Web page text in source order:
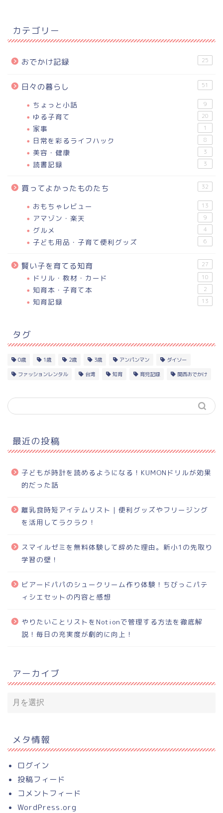
カテゴリー
おでかけ記録 25
日々の暮らし 51
ちょっと小話 9
ゆる子育て 20
家事 1
日常を彩るライフハック 8
美容・健康 3
読書記録 3
買ってよかったものたち 32
おもちゃレビュー 13
アマゾン・楽天 9
グルメ 4
子ども用品・子育て便利グッズ 6
賢い子を育てる知育 27
ドリル・教材・カード 10
知育本・子育て本 2
知育記録 13
タグ
0歳 1歳 2歳 3歳 アンパンマン ダイソー
ファッションレンタル 台湾 知育 育児記録 関西おでかけ
最近の投稿
子どもが時計を読めるようになる！KUMONドリルが効果
的だった話
離乳食時短アイテムリスト｜便利グッズやフリージング
を活用してラクラク！
スマイルゼミを無料体験して辞めた理由。新小1の先取り
学習の壁！
ビアードパパのシュークリーム作り体験！ちびっこパテ
ィシエセットの内容と感想
やりたいことリストをNotionで管理する方法を徹底解
説！毎日の充実度が劇的に向上！
アーカイブ
メタ情報
ログイン
投稿フィード
コメントフィード
WordPress.org